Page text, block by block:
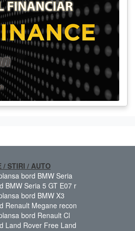
/ STIRI / AUTO
bord BMW Seria
BMW Seria 5 GT E07 r
bord BMW X3
Renault Megane recon
bord Renault Cl
Land Rover Free Land